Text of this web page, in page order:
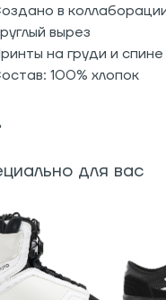
в
вырез
на груди и спине
100% хлопок
для вас